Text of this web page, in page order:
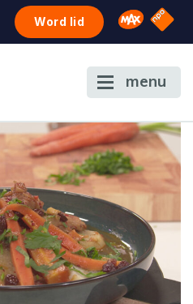
Word lid Omroep
NPO
menu